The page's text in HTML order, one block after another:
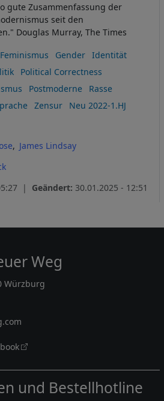
gute Zusammenfassung der
seit den
Douglas Murray, The Times
Feminismus Gender
Identität
Political Correctness
Postmoderne
Rasse
Zensur
Neu 2022-1.HJ
James Lindsay
| Geändert: 30.01.2025 - 12:51
Weg
Würzburg
und Bestellhotline